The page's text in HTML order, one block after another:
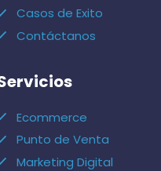
Casos de Exito
Contáctanos
Ecommerce
Punto de Venta
Marketing Digital